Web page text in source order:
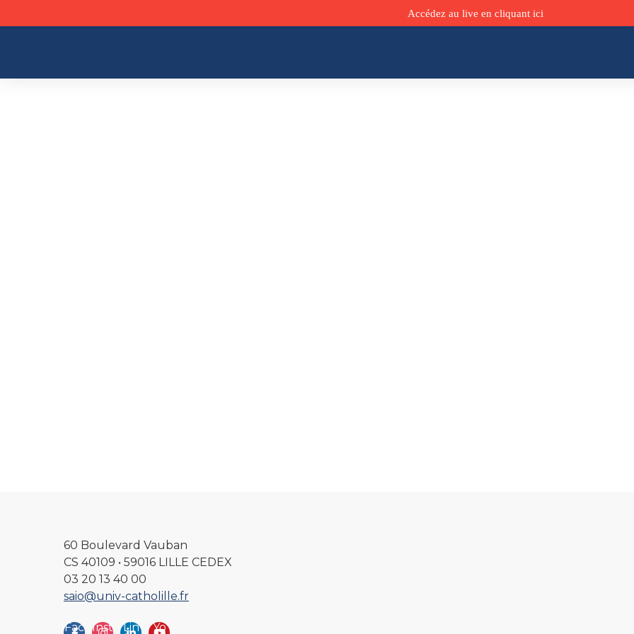
Accédez au live en cliquant ici
60 Boulevard Vauban
CS 40109 • 59016 LILLE CEDEX
03 20 13 40 00
saio@univ-catholille.fr
Fac Inst
Lin
Yo